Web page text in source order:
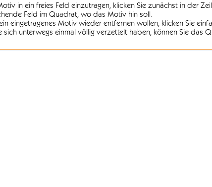
in ein freies Feld einzutragen, klicken Sie zunächst in der
Feld im Quadrat, wo das Motiv hin soll.
ein eingetragenes Motiv wieder entfernen wollen, klicken Sie
sich unterwegs einmal völlig verzettelt haben, können Sie das